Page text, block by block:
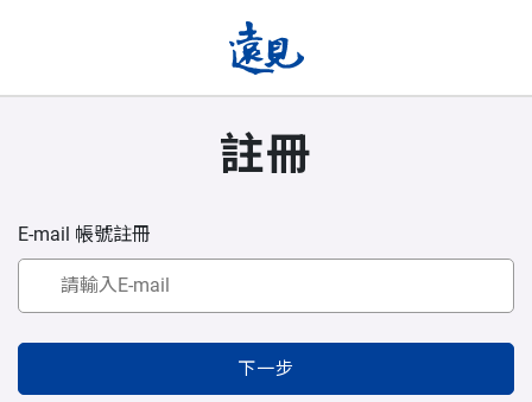
註冊
E-mail 帳號註冊
下一步